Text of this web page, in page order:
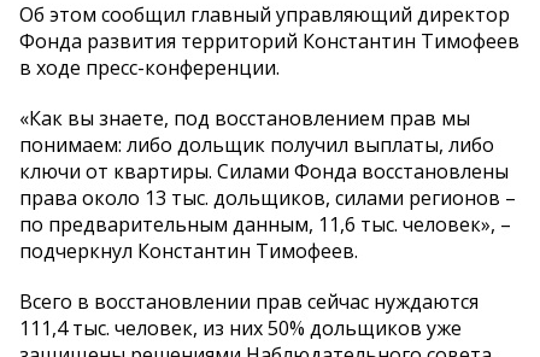
Об этом сообщил главный управляющий директор
Фонда развития территорий Константин Тимофеев
в ходе пресс-конференции.
«Как вы знаете, под восстановлением прав мы
понимаем: либо дольщик получил выплаты, либо
ключи от квартиры. Силами Фонда восстановлены
права около 13 тыс. дольщиков, силами регионов –
по предварительным данным, 11,6 тыс. человек», –
подчеркнул Константин Тимофеев.
Всего в восстановлении прав сейчас нуждаются
111,4 тыс. человек, из них 50% дольщиков уже